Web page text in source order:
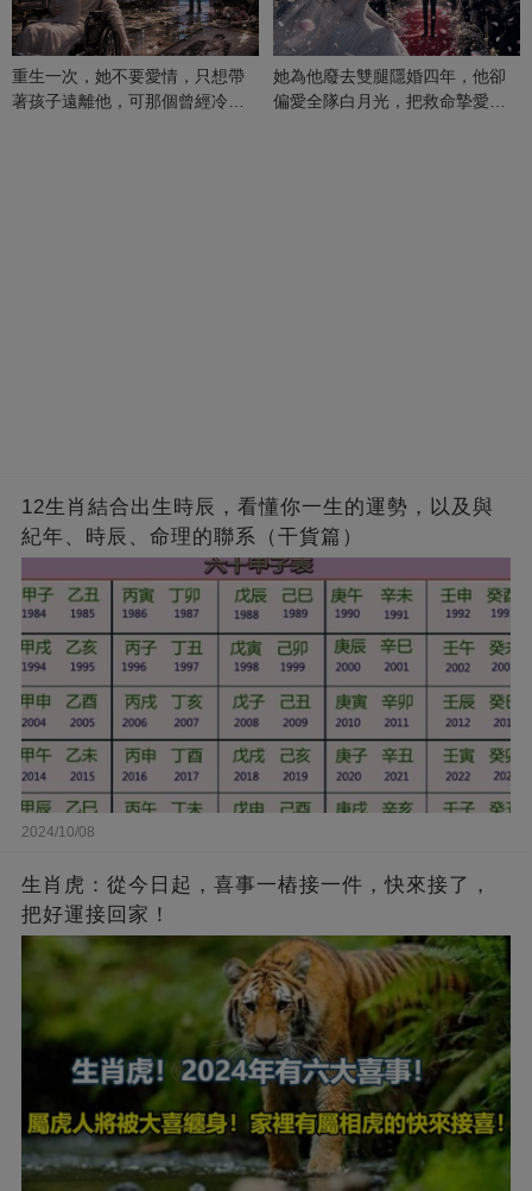
重生一次，她不要愛情，只想帶
著孩子遠離他，可那個曾經冷漠
她為他廢去雙腿隱婚四年，他卻
偏愛全隊白月光，把救命摯愛當
12生肖結合出生時辰，看懂你一生的運勢，以及與
紀年、時辰、命理的聯系（干貨篇）
2024/10/08
生肖虎：從今日起，喜事一樁接一件，快來接了，
把好運接回家！